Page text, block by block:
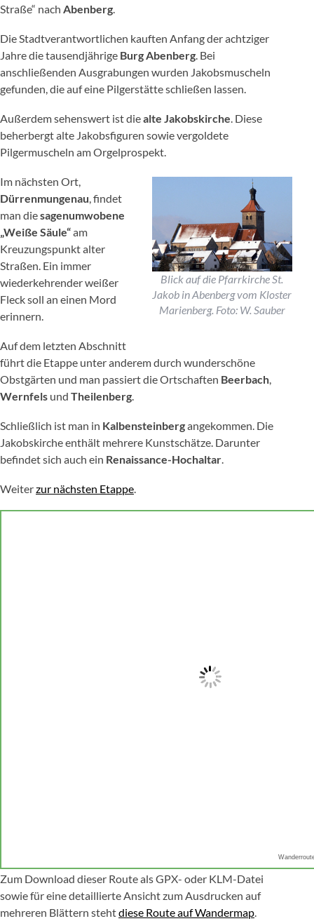
Straße“ nach Abenberg.
Die Stadtverantwortlichen kauften Anfang der achtziger
Jahre die tausendjährige Burg Abenberg. Bei
anschließenden Ausgrabungen wurden Jakobsmuscheln
gefunden, die auf eine Pilgerstätte schließen lassen.
Außerdem sehenswert ist diealte Jakobskirche. Diese
beherbergt alte Jakobsfiguren sowie vergoldete
Pilgermuscheln am Orgelprospekt.
Blick auf die Pfarrkirche St.
Jakob in Abenberg vom Kloster
Marienberg. Foto: W. Sauber
Im nächsten Ort,
Dürrenmungenau, findet
man diesagenumwobene
„Weiße Säule“am
Kreuzungspunkt alter
Straßen. Ein immer
wiederkehrender weißer
Fleck soll an einen Mord
erinnern.
Auf dem letzten Abschnitt
führt die Etappe unter anderem durch wunderschöne
Obstgärten und man passiert die Ortschaften Beerbach,
Wernfels und Theilenberg.
Schließlich ist man in Kalbensteinbergangekommen. Die
Jakobskirche enthält mehrere Kunstschätze. Darunter
befindet sich auch ein Renaissance-Hochaltar.
Weiterzur nächsten Etappe.
Zum Download dieser Route als GPX- oder KLM-Datei
sowie für eine detaillierte Ansicht zum Ausdrucken auf
mehreren Blättern stehtdiese Route auf Wandermap.